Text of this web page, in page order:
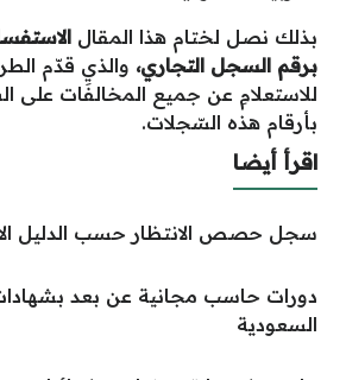
بذلك نصل لختام هذا المقال
برقم السجل التجاري، والذي قدّم
للاستعلامِ عن جميع المخالفَات على
بأرقام هذه السّجلات.
اقرأ أيضا
سجل حصص الانتظار حسب الدليل
دورات حاسب مجانية عن بعد
السعودية